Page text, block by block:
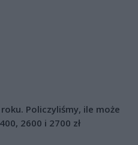
Policzyliśmy, ile może
2600 i 2700 zł